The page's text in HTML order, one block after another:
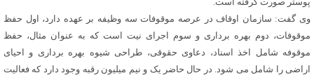
وی گفت: سازمان اوقاف در عرصه موقوفات سه وظیفه بر عهده دارد، اول حفظ
موقوفات، دوم بهره برداری و سوم اجرای نیت است که به عنوان مثال، حفظ
موقوفه شامل اخذ اسناد، دعاوی حقوقی، طراحی شیوه بهره برداری و احیای
اراضی را شامل می شود. در حال حاضر یک و نیم میلیون رقبه وجود دارد که فعالیت